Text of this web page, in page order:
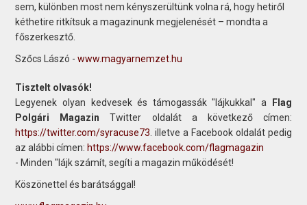
sem, különben most nem kényszerültünk volna rá, hogy hetiről
kéthetire ritkítsuk a magazinunk megjelenését – mondta a
főszerkesztő.
Szőcs Lászó -www.magyarnemzet.hu
Tisztelt olvasók!
Legyenek olyan kedvesek és támogassák "lájkukkal" a
Flag
Polgári Magazin Twitter oldalát a következő címen:
https://twitter.com/syracuse73 . illetve a Facebook oldalát pedig
az alábbi címen: https://www.facebook.com/flagmagazin
- Minden "lájk számít, segíti a magazin működését!
Köszönettel és barátsággal!